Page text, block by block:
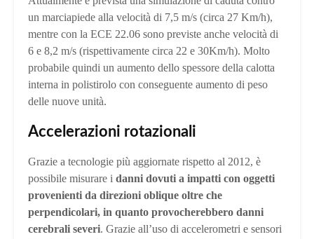
un marciapiede alla velocità di 7,5 m/s (circa 27 Km/h),
mentre con la ECE 22.06 sono previste anche velocità di
6 e 8,2 m/s (rispettivamente circa 22 e 30Km/h). Molto
probabile quindi un aumento dello spessore della calotta
interna in polistirolo con conseguente aumento di peso
delle nuove unità.
Accelerazioni rotazionali
Grazie a tecnologie più aggiornate rispetto al 2012, è
possibile misurare i danni dovuti a impatti con oggetti
provenienti da direzioni oblique oltre che
perpendicolari, in quanto provocherebbero danni
cerebrali severi. Grazie all’uso di accelerometri e sensori